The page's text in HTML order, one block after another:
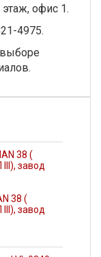
офис 1.
4975.
38 (
завод